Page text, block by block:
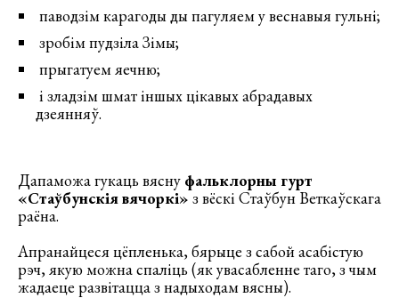
паводзім карагоды ды пагуляем у веснавыя гульні;
зробім пудзіла Зімы;
прыгатуем яечню;
і зладзім шмат іншых цікавых абрадавых
дзеянняў.
Дапаможа гукаць вясну фальклорны гурт
«Стаўбунскія вячоркі» з вёскі Стаўбун Веткаўскага
раёна.
Апранайцеся цёпленька, бярыце з сабой асабістую
рэч, якую можна спаліць (як увасабленне таго, з чым
жадаеце развітацца з надыходам вясны).